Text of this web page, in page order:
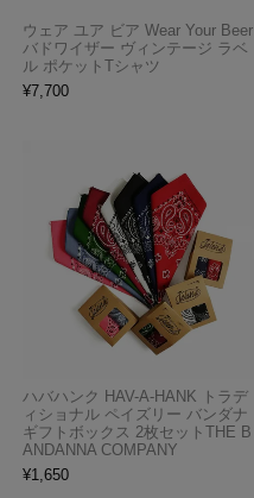
ウェア ユア ビア Wear Your Beer
バドワイザー ヴィンテージ ラベ
ル ポケットTシャツ
¥7,700
ハバハンク HAV-A-HANK トラデ
ィショナル ペイズリー バンダナ
ギフトボックス 2枚セットTHE B
ANDANNA COMPANY
¥1,650